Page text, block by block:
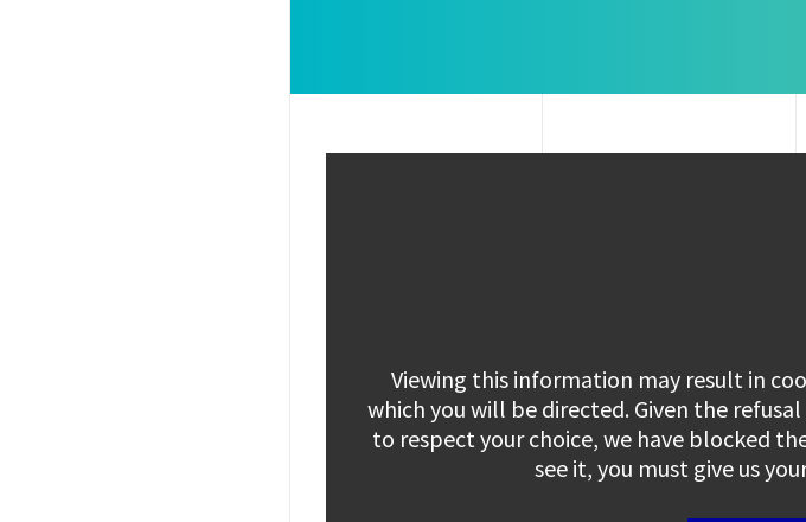
Viewing this information may result in
which you will be directed. Given the
to respect your choice, we have blocked
see it, you must give us